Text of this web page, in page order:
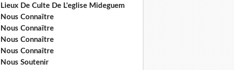
Lieux De Culte De L'eglise Mideguem
Nous Connaître
Nous Connaître
Nous Connaître
Nous Connaître
Nous Soutenir